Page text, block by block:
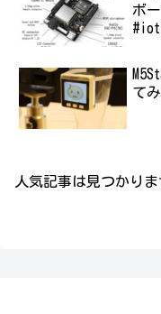
ボ
て
人気記事は見つかりま